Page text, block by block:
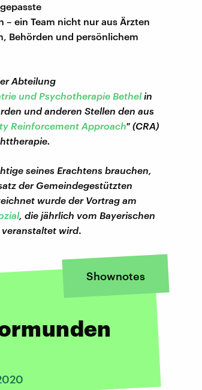
ein Team nicht nur aus Ärzten
Behörden und persönlichem
Abteilung
und Psychotherapie Bethelin
und anderen Stellen den aus
Reinforcement Approach" (CRA)
seines Erachtens brauchen,
der Gemeindegestützten
wurde der Vortrag am
, die jährlich vom Bayerischen
wird.
Shownotes